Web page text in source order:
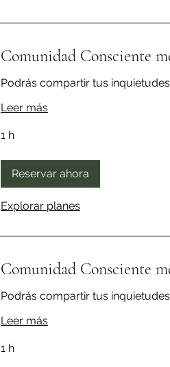
Comunidad Consciente
Podrás compartir tus
Leer más
1 h
Reservar ahora
Explorar planes
Comunidad Consciente
Podrás compartir tus
Leer más
1 h